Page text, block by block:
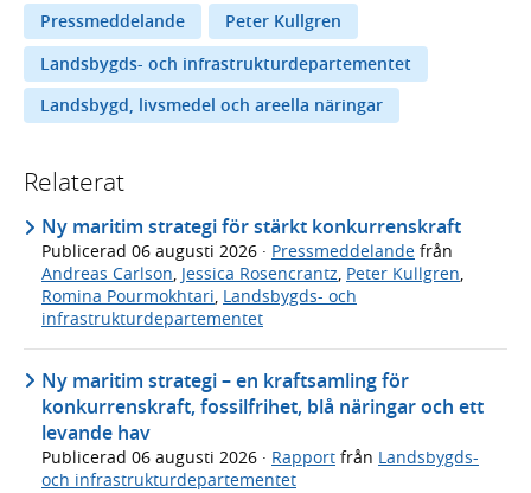
Pressmeddelande
Peter Kullgren
Landsbygds- och infrastrukturdepartementet
Landsbygd, livsmedel och areella näringar
Relaterat
Ny maritim strategi för stärkt konkurrenskraft
Publicerad 06 augusti 2026 · Pressmeddelande från
Andreas Carlson, Jessica Rosencrantz, Peter Kullgren,
Romina Pourmokhtari, Landsbygds- och
infrastrukturdepartementet
Ny maritim strategi – en kraftsamling för
konkurrenskraft, fossilfrihet, blå näringar och ett
levande hav
Publicerad 06 augusti 2026 · Rapport från Landsbygds-
och infrastrukturdepartementet